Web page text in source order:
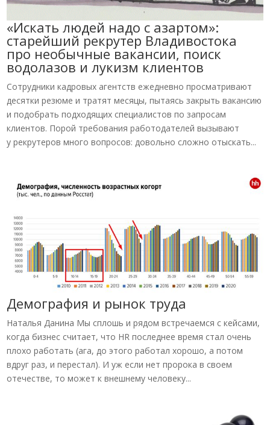
«Искать людей надо с азартом»:
старейший рекрутер Владивостока
про необычные вакансии, поиск
водолазов и лукизм клиентов
Сотрудники кадровых агентств ежедневно просматривают
десятки резюме и тратят месяцы, пытаясь закрыть вакансию
и подобрать подходящих специалистов по запросам
клиентов. Порой требования работодателей вызывают
у рекрутеров много вопросов: довольно сложно отыскать...
Демография и рынок труда
Наталья Данина Мы сплошь и рядом встречаемся с кейсами,
когда бизнес считает, что HR последнее время стал очень
плохо работать (ага, до этого работал хорошо, а потом
вдруг раз, и перестал). И уж если нет пророка в своем
отечестве, то может к внешнему человеку...